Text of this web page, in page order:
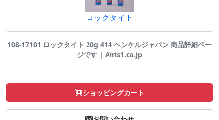
ロックタイト
108-17101 ロックタイト 20g 414 ヘンケルジャパン 商品詳細ペー
ジです | Airis1.co.jp
ショッピングカート